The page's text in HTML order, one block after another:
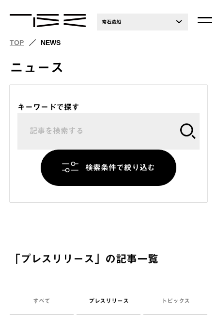
常石造船
TOP NEWS
ニュース
キーワードで探す
検索条件で絞り込む
「プレスリリース 」の記事一覧
すべて プレスリリース トピックス